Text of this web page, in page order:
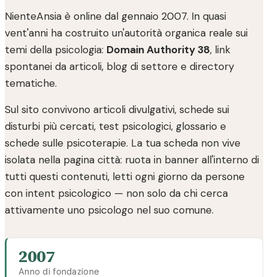
NienteAnsia è online dal gennaio 2007. In quasi
vent'anni ha costruito un'autorità organica reale sui
temi della psicologia: Domain Authority 38, link
spontanei da articoli, blog di settore e directory
tematiche.
Sul sito convivono articoli divulgativi, schede sui
disturbi più cercati, test psicologici, glossario e
schede sulle psicoterapie. La tua scheda non vive
isolata nella pagina città: ruota in banner all'interno di
tutti questi contenuti, letti ogni giorno da persone
con intent psicologico — non solo da chi cerca
attivamente uno psicologo nel suo comune.
2007
Anno di fondazione